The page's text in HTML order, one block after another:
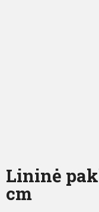
Lininė
cm